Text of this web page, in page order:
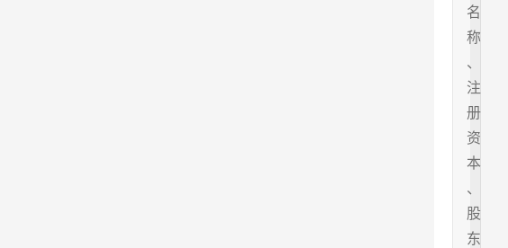
名
称
、
注
册
资
本
、
股
东